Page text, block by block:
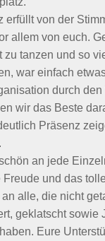
erfüllt von der
allem von euch.
zu tanzen und so
war einfach
durch
wir das Beste
Präsenz
an jede
und das
alle, die nicht
geklatscht sowie
Eure